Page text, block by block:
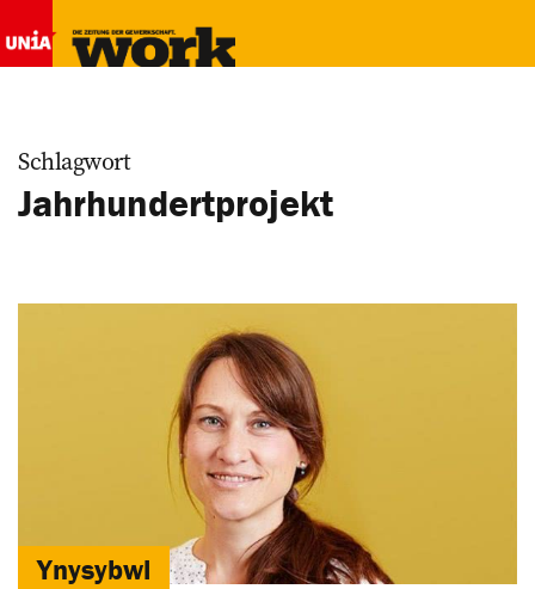
Schlagwort
Jahrhundertprojekt
Ynysybwl